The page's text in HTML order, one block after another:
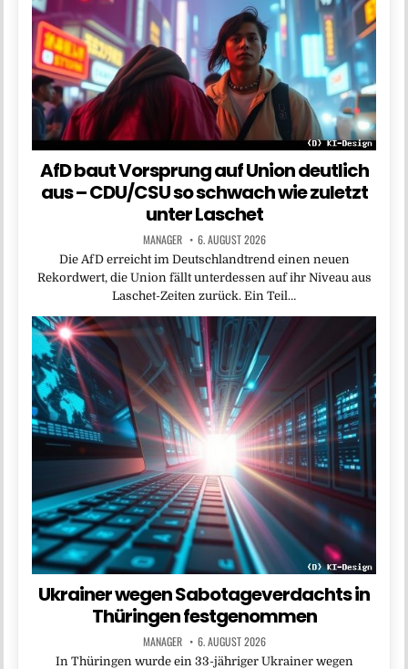
AfD baut Vorsprung auf Union deutlich
aus – CDU/CSU so schwach wie zuletzt
unter Laschet
MANAGER 6. AUGUST 2026
Die AfD erreicht im Deutschlandtrend einen neuen
Rekordwert, die Union fällt unterdessen auf ihr Niveau aus
Laschet-Zeiten zurück. Ein Teil…
Ukrainer wegen Sabotageverdachts in
Thüringen festgenommen
MANAGER 6. AUGUST 2026
In Thüringen wurde ein 33-jähriger Ukrainer wegen